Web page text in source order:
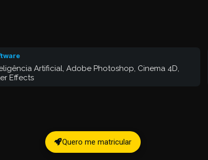
Artificial, Adobe Photoshop, Cinema 4D,
Effects
Quero me matricular